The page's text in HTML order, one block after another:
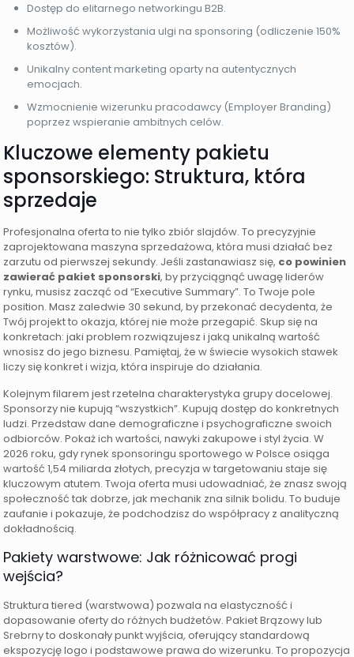
Dostęp do elitarnego networkingu B2B.
Możliwość wykorzystania ulgi na sponsoring (odliczenie 150%
kosztów).
Unikalny content marketing oparty na autentycznych
emocjach.
Wzmocnienie wizerunku pracodawcy (Employer Branding)
poprzez wspieranie ambitnych celów.
Kluczowe elementy pakietu
sponsorskiego: Struktura, która
sprzedaje
Profesjonalna oferta to nie tylko zbiór slajdów. To precyzyjnie
zaprojektowana maszyna sprzedażowa, która musi działać bez
zarzutu od pierwszej sekundy. Jeśli zastanawiasz się, co powinien
zawierać pakiet sponsorski, by przyciągnąć uwagę liderów
rynku, musisz zacząć od “Executive Summary”. To Twoje pole
position. Masz zaledwie 30 sekund, by przekonać decydenta, że
Twój projekt to okazja, której nie może przegapić. Skup się na
konkretach: jaki problem rozwiązujesz i jaką unikalną wartość
wnosisz do jego biznesu. Pamiętaj, że w świecie wysokich stawek
liczy się konkret i wizja, która inspiruje do działania.
Kolejnym filarem jest rzetelna charakterystyka grupy docelowej.
Sponsorzy nie kupują “wszystkich”. Kupują dostęp do konkretnych
ludzi. Przedstaw dane demograficzne i psychograficzne swoich
odbiorców. Pokaż ich wartości, nawyki zakupowe i styl życia. W
2026 roku, gdy rynek sponsoringu sportowego w Polsce osiąga
wartość 1,54 miliarda złotych, precyzja w targetowaniu staje się
kluczowym atutem. Twoja oferta musi udowadniać, że znasz swoją
społeczność tak dobrze, jak mechanik zna silnik bolidu. To buduje
zaufanie i pokazuje, że podchodzisz do współpracy z analityczną
dokładnością.
Pakiety warstwowe: Jak różnicować progi
wejścia?
Struktura tiered (warstwowa) pozwala na elastyczność i
dopasowanie oferty do różnych budżetów. Pakiet Brązowy lub
Srebrny to doskonały punkt wyjścia, oferujący standardową
ekspozycję logo i podstawowe prawa do wizerunku. To propozycja